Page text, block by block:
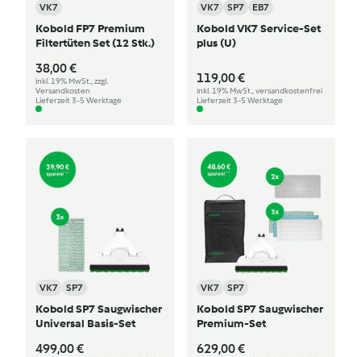
VK7
Kobold FP7 Premium
Filtertüten Set (12 Stk.)
38,00 €
inkl. 19% MwSt., zzgl.
Versandkosten
Lieferzeit 3-5 Werktage
VK7 SP7 EB7
Kobold VK7 Service-Set
plus (U)
119,00 €
inkl. 19% MwSt., versandkostenfrei
Lieferzeit 3-5 Werktage
VK7 SP7
Kobold SP7 Saugwischer
Universal Basis-Set
499,00 €
VK7 SP7
Kobold SP7 Saugwischer
Premium-Set
629,00 €